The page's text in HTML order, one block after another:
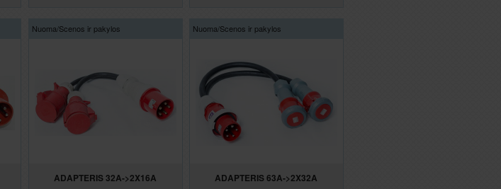
Nuoma/Scenos ir pakylos
ADAPTERIS 32A->2X16A
Nuoma/Scenos ir pakylos
ADAPTERIS 63A->2X32A